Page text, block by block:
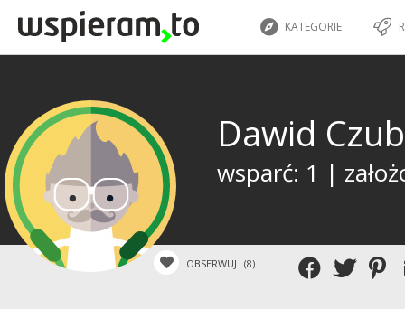
KATEGORIE
Dawid
wsparć: 1 |
OBSERWUJ (8)